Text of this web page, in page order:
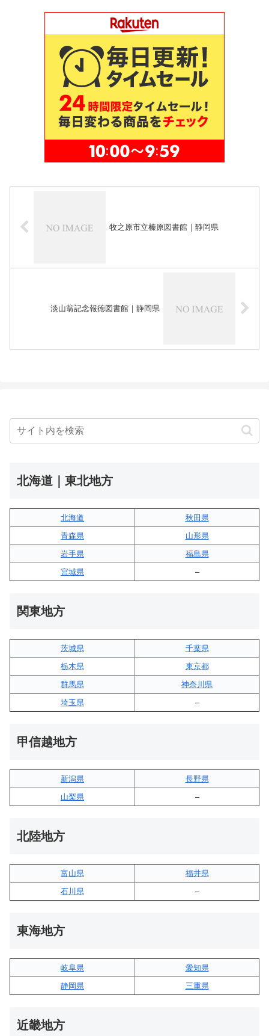
牧之原市立榛原図書館｜静岡県
淡山翁記念報徳図書館｜静岡県
北海道｜東北地方
北海道
秋田県
青森県
山形県
岩手県
福島県
宮城県
–
関東地方
茨城県
千葉県
栃木県
東京都
群馬県
神奈川県
埼玉県
–
甲信越地方
新潟県
長野県
山梨県
–
北陸地方
富山県
福井県
石川県
–
東海地方
岐阜県
愛知県
静岡県
三重県
近畿地方